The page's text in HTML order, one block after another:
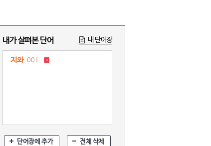
내가 살펴본 단어 내 단어장
지와 001
단어장에 추가 전체 삭제